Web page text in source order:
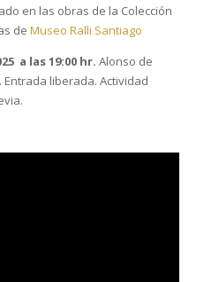
en las obras de la Colección
de Museo Ralli Santiago
a las 19:00 hr. Alonso de
Entrada liberada. Actividad